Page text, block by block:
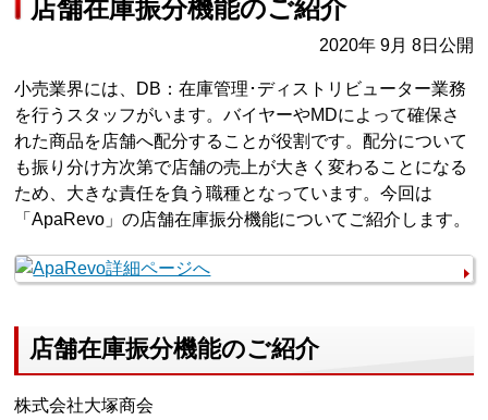
店舗在庫振分機能のご紹介
2020年 9月 8日公開
小売業界には、DB：在庫管理･ディストリビューター業務
を行うスタッフがいます。バイヤーやMDによって確保さ
れた商品を店舗へ配分することが役割です。配分について
も振り分け方次第で店舗の売上が大きく変わることになる
ため、大きな責任を負う職種となっています。今回は
「ApaRevo」の店舗在庫振分機能についてご紹介します。
店舗在庫振分機能のご紹介
株式会社大塚商会